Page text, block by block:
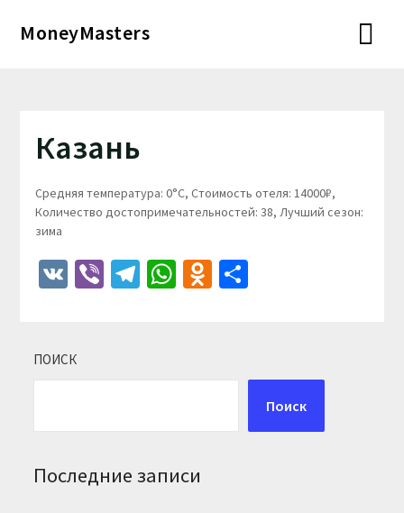
MoneyMasters
Казань
Средняя температура: 0°C, Стоимость отеля: 14000₽,
Количество достопримечательностей: 38, Лучший сезон:
зима
VKViberTelegram
WhatsApp
Odnoklassniki
Отправить
ПОИСК
Поиск
Последние записи